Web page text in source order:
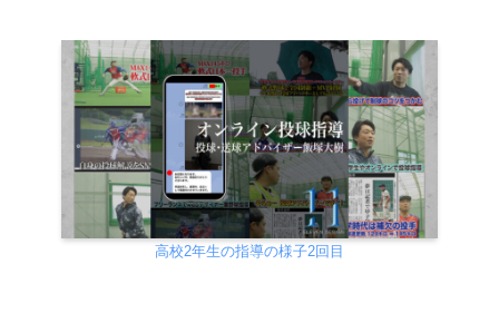
高校2年生の指導の様子2回目